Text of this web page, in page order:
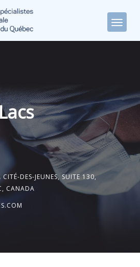
DES-JEUNES, SUITE 130,
CANADA